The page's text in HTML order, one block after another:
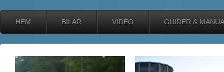
HEM BILAR VIDEO GUIDER &